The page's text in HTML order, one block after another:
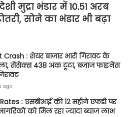
मुद्रा भंडार में 10.51 अरब
सोने का भंडार भी बढ़ा
: शेयर बाजार भारी गिरावट के
सेंसेक्स 438 अंक टूटा, बजाज फाइनेंस
ago
Rates : एसबीआई की 12 महीने एफडी पर
को मिल रहा ज्यादा ब्याज लाभ